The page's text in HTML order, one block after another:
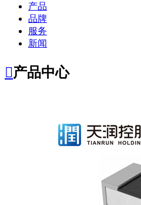
产品
品牌
服务
新闻
产品中心